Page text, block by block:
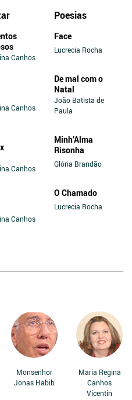
Canhos
Canhos
Canhos
Canhos
Poesias
Face
Lucrecia Rocha
De mal com o
Natal
João Batista de
Paula
Minh’Alma
Risonha
Glória Brandão
O Chamado
Lucrecia Rocha
Monsenhor
Jonas Habib
Maria Regina
Canhos
Vicentin